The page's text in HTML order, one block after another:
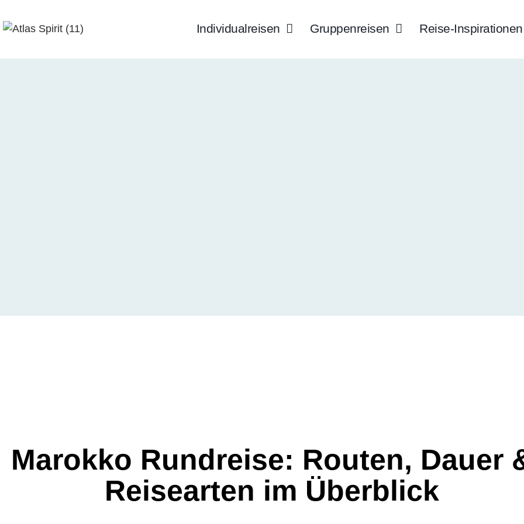
Individualreisen Gruppenreisen Reise-Inspirationen
Marokko Rundreise: Routen, Dauer
Reisearten im Überblick